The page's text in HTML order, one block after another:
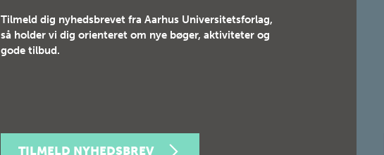
Tilmeld dig nyhedsbrevet fra Aarhus Universitetsforlag,
så holder vi dig orienteret om nye bøger, aktiviteter og
gode tilbud.
TILMELD NYHEDSBREV